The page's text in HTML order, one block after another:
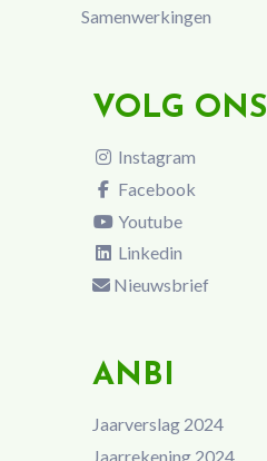
Samenwerkingen
VOLG ONS
Instagram
Facebook
Youtube
Linkedin
Nieuwsbrief
ANBI
Jaarverslag 2024
Jaarrekening 2024